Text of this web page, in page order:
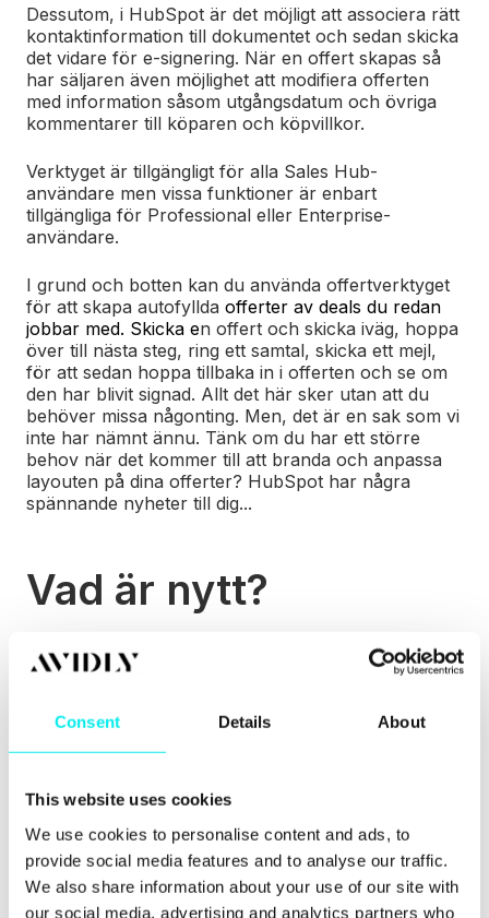
Consent Details About
This website uses cookies
We use cookies to personalise content and ads, to
provide social media features and to analyse our traffic.
We also share information about your use of our site with
our social media, advertising and analytics partners who
Dessutom, i HubSpot är det möjligt att associera rätt
kontaktinformation till dokumentet och sedan skicka
det vidare för e-signering. När en offert skapas så
har säljaren även möjlighet att modifiera offerten
med information såsom utgångsdatum och övriga
kommentarer till köparen och köpvillkor.
Verktyget är tillgängligt för alla Sales Hub-
användare men vissa funktioner är enbart
tillgängliga för Professional eller Enterprise-
användare.
I grund och botten kan du använda offertverktyget
för att skapa autofyllda offerter av deals du redan
jobbar med. Skicka en offert och skicka iväg, hoppa
över till nästa steg, ring ett samtal, skicka ett mejl,
för att sedan hoppa tillbaka in i offerten och se om
den har blivit signad. Allt det här sker utan att du
behöver missa någonting. Men, det är en sak som vi
inte har nämnt ännu. Tänk om du har ett större
behov när det kommer till att branda och anpassa
layouten på dina offerter? HubSpot har några
spännande nyheter till dig...
Vad är nytt?
Under Inbound 2020 presenterade HubSpot flera
nya produktuppdateringar och i år var många av
helt annat nivå än tidigare. Fram till nyligen var
HubSpot-användare begränsade till att bara kunna
genom att HubSpot tar in funktioner från CMS:et
professionella offerter genom att anpassa dina
mallar - för att de bättre ska passa ditt varumärke
och dina tjänster eller produkter.